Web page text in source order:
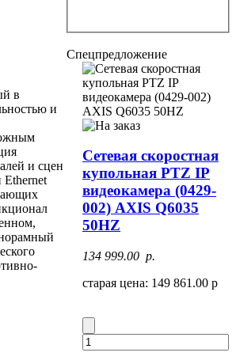
в
и
и сцен
Спецпредложение
Сетевая скоростная
купольная PTZ IP
видеокамера (0429-
002) AXIS Q6035
50HZ
134 999.00 p.
старая цена: 149 861.00 р